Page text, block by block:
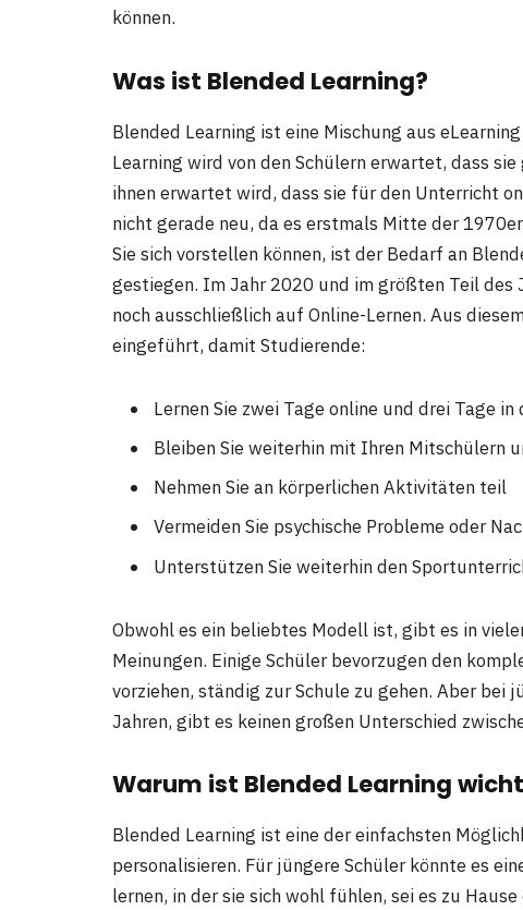
können.
Was ist Blended Learning?
Blended Learning ist eine Mischung aus
Learning wird von den Schülern erwartet, dass
ihnen erwartet wird, dass sie für den Unterricht
nicht gerade neu, da es erstmals Mitte der
Sie sich vorstellen können, ist der Bedarf an
gestiegen. Im Jahr 2020 und im größten Teil des
noch ausschließlich auf Online-Lernen. Aus
eingeführt, damit Studierende:
Lernen Sie zwei Tage online und drei Tage
Bleiben Sie weiterhin mit Ihren Mitschülern
Nehmen Sie an körperlichen Aktivitäten teil
Vermeiden Sie psychische Probleme oder
Unterstützen Sie weiterhin den
Obwohl es ein beliebtes Modell ist, gibt es in
Meinungen. Einige Schüler bevorzugen den
vorziehen, ständig zur Schule zu gehen. Aber bei
Jahren, gibt es keinen großen Unterschied
Warum ist Blended Learning
Blended Learning ist eine der einfachsten
personalisieren. Für jüngere Schüler könnte es
lernen, in der sie sich wohl fühlen, sei es zu